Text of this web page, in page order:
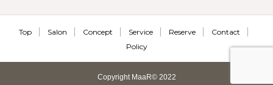
Top Salon Concept Service Reserve
Contact
Policy
Copyright MaaR© 2022